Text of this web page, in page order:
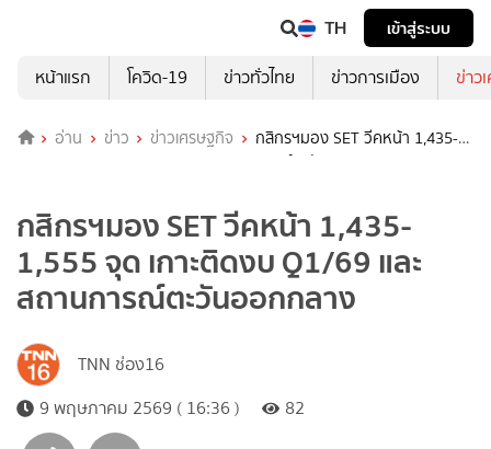
TH
เข้าสู่ระบบ
หน้าแรก
โควิด-19 ข่าวทั่วไทย ข่าวการเมือง ข่าว
อ่าน ข่าว ข่าวเศรษฐกิจ
กสิกรฯมอง SET วีคหน้า 1,435-
1,555 จุด เกาะติดงบ Q1/69 และสถานการณ์ตะวันออกกลาง
กสิกรฯมอง SET วีคหน้า 1,435-
1,555 จุด เกาะติดงบ Q1/69 และ
สถานการณ์ตะวันออกกลาง
TNN ช่อง16
9 พฤษภาคม 2569 ( 16:36 )
82